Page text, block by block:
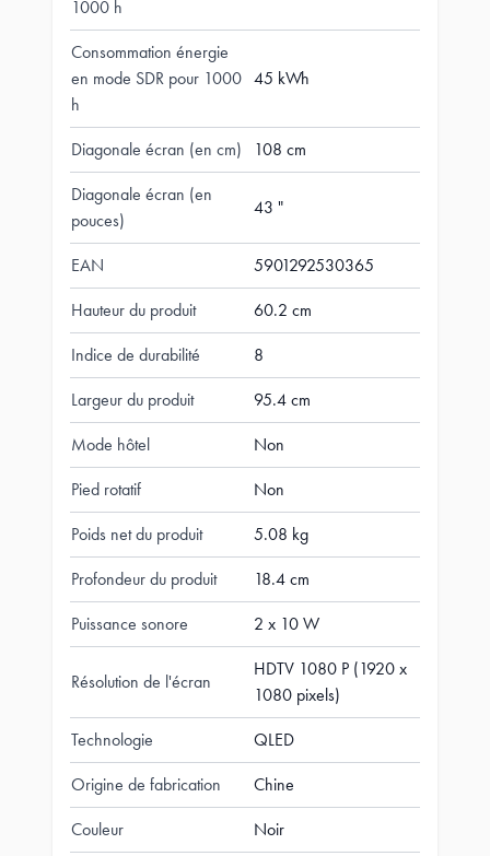
1000 h
Consommation énergie
en mode SDR pour 1000
h
45 kWh
Diagonale écran (en cm) 108 cm
Diagonale écran (en
pouces)
43 "
EAN 5901292530365
Hauteur du produit 60.2 cm
Indice de durabilité 8
Largeur du produit 95.4 cm
Mode hôtel Non
Pied rotatif Non
Poids net du produit 5.08 kg
Profondeur du produit 18.4 cm
Puissance sonore 2 x 10 W
Résolution de l'écran
HDTV 1080 P (1920 x
1080 pixels)
Technologie QLED
Origine de fabrication Chine
Couleur Noir